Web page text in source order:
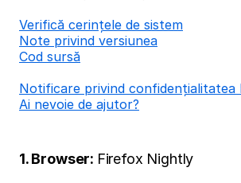
Verifică cerințele de sistem
Note privind versiunea
Cod sursă
Notificare privind confidențialitatea
Ai nevoie de ajutor?
1. Browser: Firefox Nightly